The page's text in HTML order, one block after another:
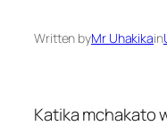
Written byMr Uhakikain
Katika mchakato